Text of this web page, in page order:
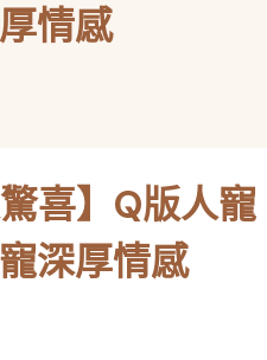
情感
喜】Q版人寵
深厚情感